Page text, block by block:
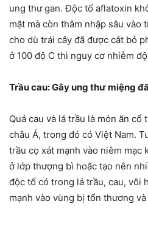
ung thư gan. Độc tố aflatoxin
mặt mà còn thâm nhập sâu vào
cho dù trái cây đã được cắt bỏ
ở 100 độ C thì nguy cơ nhiễm
Trầu cau: Gây ung thư miệng
Quả cau và lá trầu là món ăn
châu Á, trong đó có Việt Nam.
trầu cọ xát mạnh vào niêm mạc
ở lớp thượng bì hoặc tạo nên
độc tố có trong lá trầu, cau, vôi
mạnh vào vùng bị tổn thương